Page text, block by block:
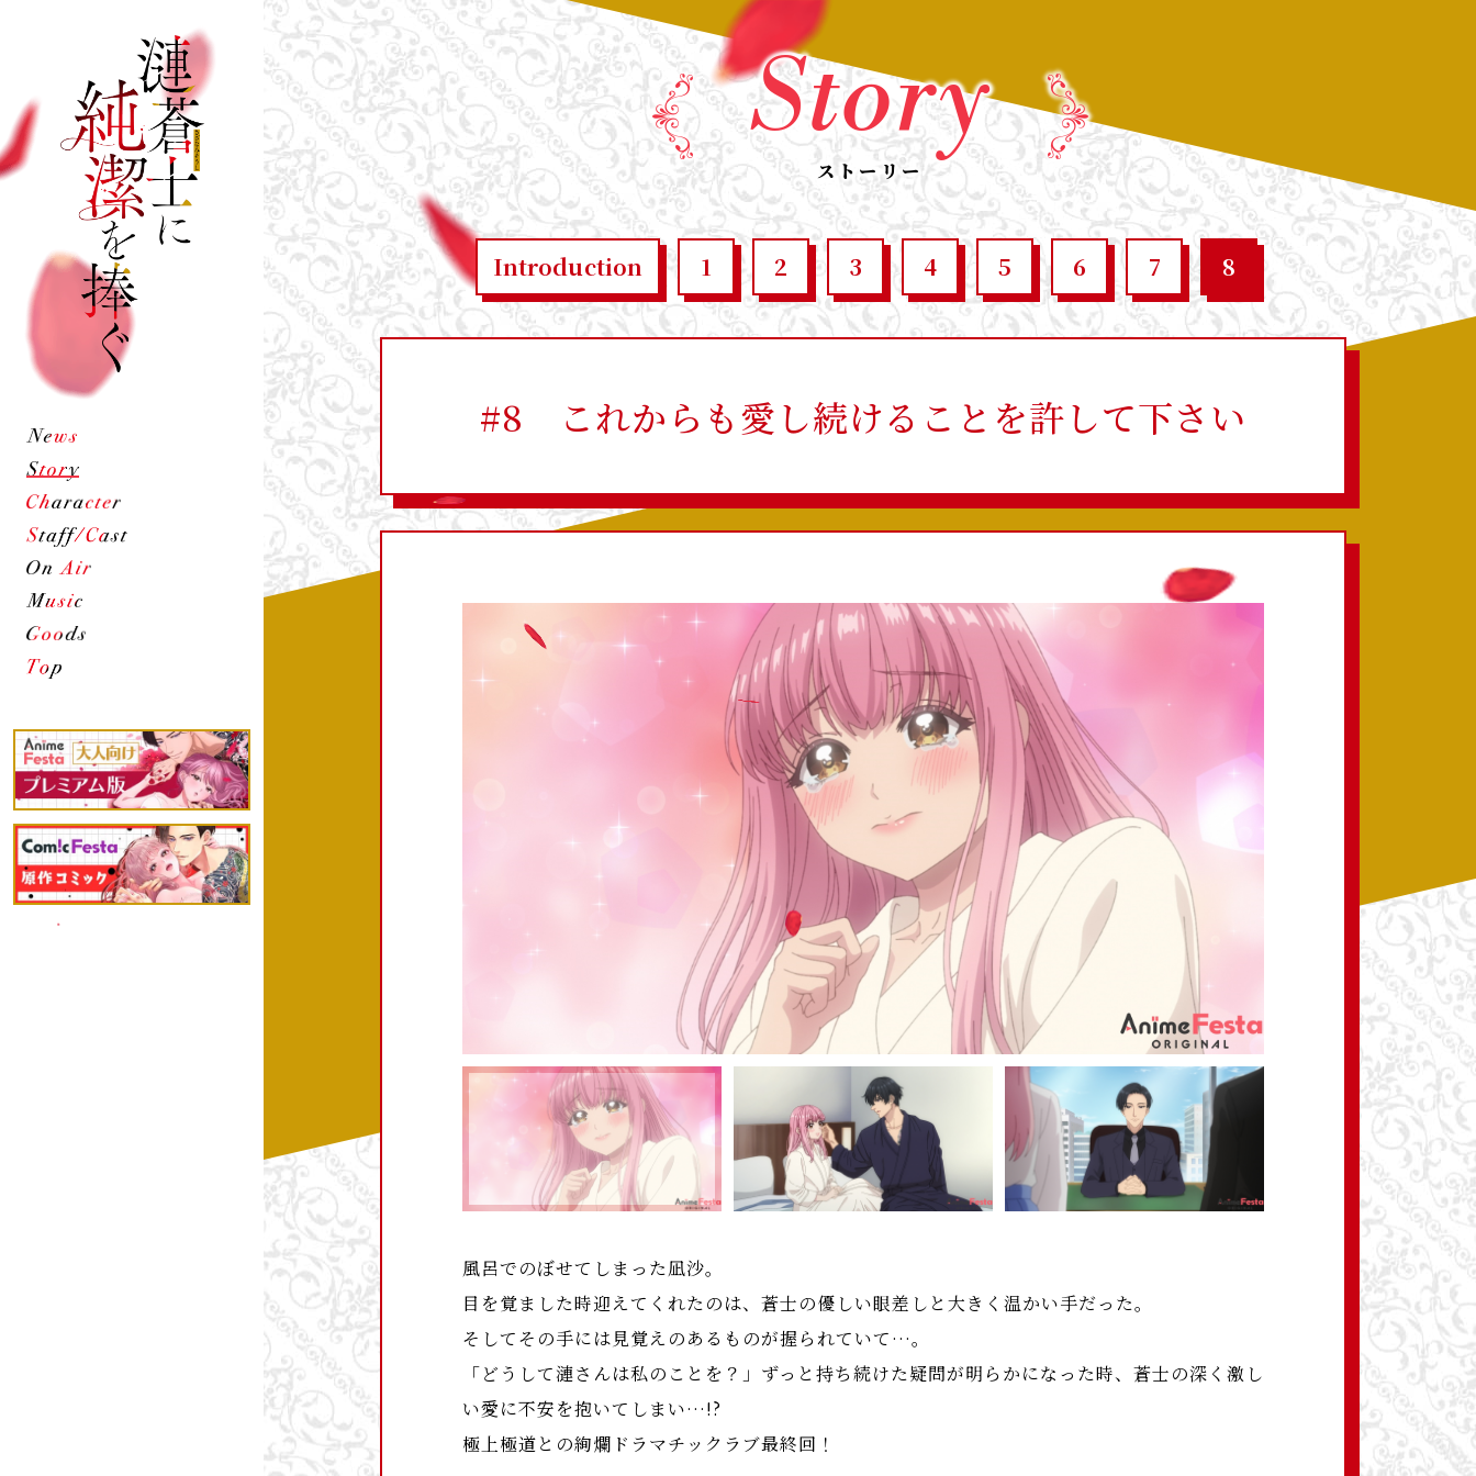
ぐ
Story
ストーリー
Introduction 1 2 3 4 5 6 7 8
#8 これからも愛し続けることを許して下さい
風呂でのぼせてしまった凪沙。
目を覚ました時迎えてくれたのは、蒼士の優しい眼差しと大きく温かい手だった。
そしてその手には見覚えのあるものが握られていて…。
「どうして漣さんは私のことを？」ずっと持ち続けた疑問が明らかになった時、蒼士の深く激し
い愛に不安を抱いてしまい…!?
極上極道との絢爛ドラマチックラブ最終回！